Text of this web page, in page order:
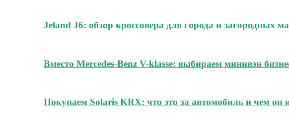
Jeland J6: обзор кроссовера для города и загородных
Вместо Mercedes-Benz V-klasse: выбираем минивэн
Покупаем Solaris KRX: что это за автомобиль и чем он